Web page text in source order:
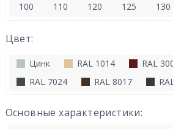
100 110 120 125 130
Цвет:
Цинк RAL 1014 RAL
RAL 7024
RAL 8017
Основные характеристики: